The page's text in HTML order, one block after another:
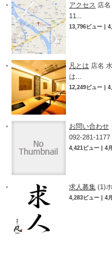
アクセス 店
11...
13,796ビュー 4
凡とは 店名
は...
12,249ビュー 4
お問い合わせ
092-281-1177
4,421ビュー 4
求人募集 (1)
4,283ビュー 4